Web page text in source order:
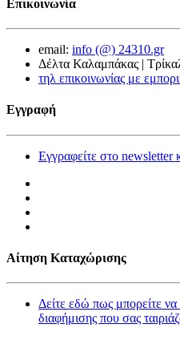
Επικοινωνία
email: info (@) 24310.gr
Δέλτα Καλαμπάκας |
τηλ επικοινωνίας με
Εγγραφή
Εγγραφείτε στο newsletter
Αίτηση Καταχώρισης
Δείτε εδώ πως μπορείτε
διαφήμισης που σας